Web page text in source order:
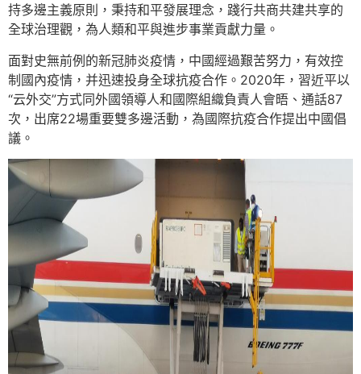
持多邊主義原則，秉持和平發展理念，踐行共商共建共享的
全球治理觀，為人類和平與進步事業貢獻力量。
面對史無前例的新冠肺炎疫情，中國經過艱苦努力，有效控
制國內疫情，并迅速投身全球抗疫合作。2020年，習近平以
“云外交”方式同外國領導人和國際組織負責人會晤、通話87
次，出席22場重要雙多邊活動，為國際抗疫合作提出中國倡
議。